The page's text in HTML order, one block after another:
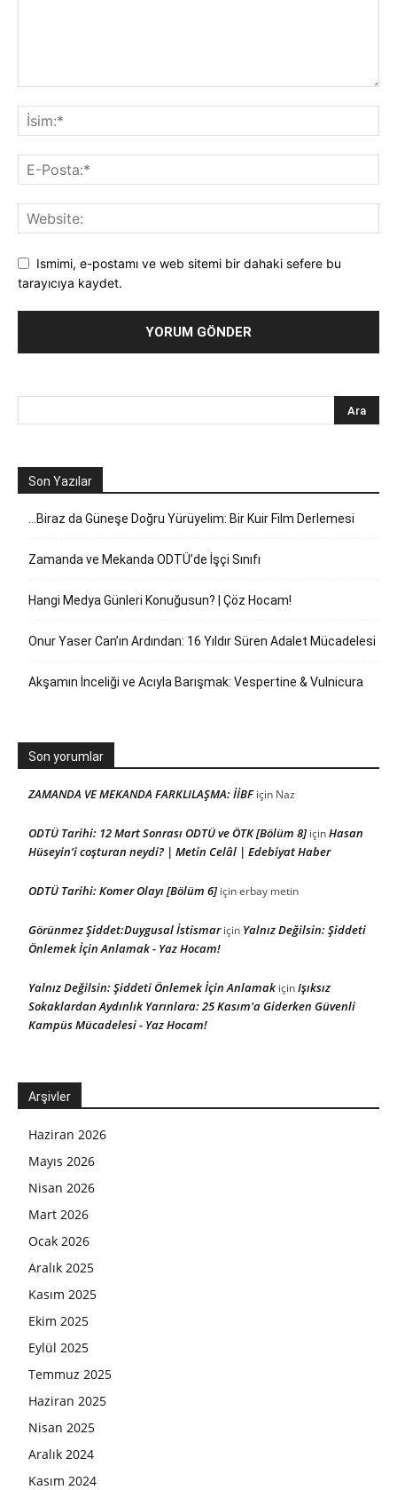
Ismimi, e-postamı ve web sitemi bir dahaki sefere bu
tarayıcıya kaydet.
Son Yazılar
…Biraz da Güneşe Doğru Yürüyelim: Bir Kuir Film Derlemesi
Zamanda ve Mekanda ODTÜ’de İşçi Sınıfı
Hangi Medya Günleri Konuğusun? | Çöz Hocam!
Onur Yaser Can’ın Ardından: 16 Yıldır Süren Adalet Mücadelesi
Akşamın İnceliği ve Acıyla Barışmak: Vespertine & Vulnicura
Son yorumlar
ZAMANDA VE MEKANDA FARKLILAŞMA: İİBFiçin Naz
ODTÜ Tarihi: 12 Mart Sonrası ODTÜ ve ÖTK [Bölüm 8]içinHasan
Hüseyin’i coşturan neydi? | Metin Celâl | Edebiyat Haber
ODTÜ Tarihi: Komer Olayı [Bölüm 6]içinerbay metin
Görünmez Şiddet:Duygusal İstismariçin Yalnız Değilsin: Şiddeti
Önlemek İçin Anlamak - Yaz Hocam!
Yalnız Değilsin: Şiddeti Önlemek İçin Anlamak içinIşıksız
Sokaklardan Aydınlık Yarınlara: 25 Kasım'a Giderken Güvenli
Kampüs Mücadelesi - Yaz Hocam!
Arşivler
Haziran 2026
Mayıs 2026
Nisan 2026
Mart 2026
Ocak 2026
Aralık 2025
Kasım 2025
Ekim 2025
Eylül 2025
Temmuz 2025
Haziran 2025
Nisan 2025
Aralık 2024
Kasım 2024